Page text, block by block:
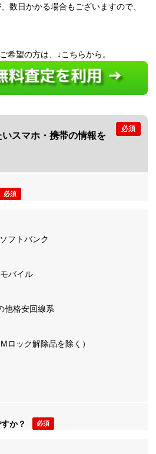
数日かかる場合もございますので、
希望の方は、↓こちらから。
スマホ・携帯の情報を
必須
必須
ソフトバンク
バイル
他格安回線系
ロック解除品を除く）
か？ 必須